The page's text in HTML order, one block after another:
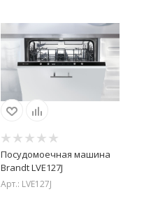
Посудомоечная машина
Brandt LVE127J
Арт.: LVE127J